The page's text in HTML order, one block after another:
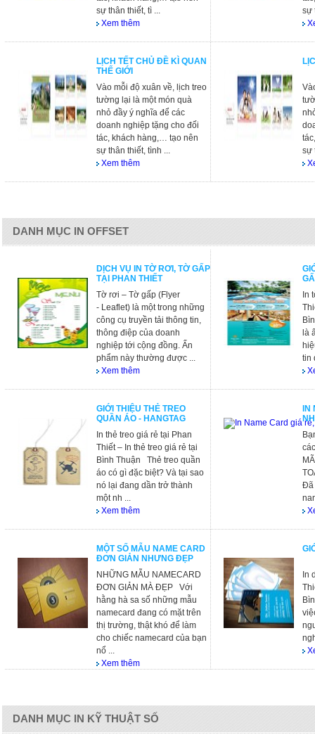
sự thân thiết, tì ...
Xem thêm
sự
LỊCH TẾT CHỦ ĐỀ KÌ QUAN
THẾ GIỚI
Vào mỗi độ xuân về, lịch treo
tường lại là một món quà
nhỏ đầy ý nghĩa để các
doanh nghiệp tặng cho đối
tác, khách hàng,… tạo nên
sự thân thiết, tình ...
Xem thêm
sự
DANH MỤC IN OFFSET
DỊCH VỤ IN TỜ RƠI, TỜ GẤP
TẠI PHAN THIẾT
Tờ rơi – Tờ gấp (Flyer
- Leaflet) là một trong những
công cụ truyền tải thông tin,
thông điệp của doanh
nghiệp tới cộng đồng. Ấn
phẩm này thường được ...
Xem thêm
In
là
tin
GIỚI THIỆU THẺ TREO
QUẦN ÁO - HANGTAG
In thẻ treo giá rẻ tại Phan
Thiết – In thẻ treo giá rẻ tại
Bình Thuận Thẻ treo quần
áo có gì đặc biệt? Và tại sao
nó lại đang dần trở thành
một nh ...
Xem thêm
Đã
MỘT SỐ MẪU NAME CARD
ĐƠN GIẢN NHƯNG ĐẸP
NHỮNG MẪU NAMECARD
ĐƠN GIẢN MÀ ĐẸP Với
hằng hà sa số những mẫu
namecard đang có mặt trên
thị trường, thật khó để làm
cho chiếc namecard của bạn
nổ ...
Xem thêm
In
DANH MỤC IN KỸ THUẬT SỐ